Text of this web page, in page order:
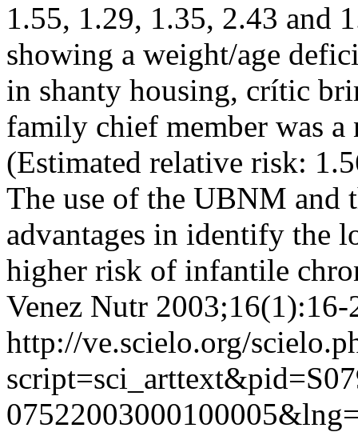
1.55, 1.29, 1.35, 2.43 and
showing a weight/age
in shanty housing, crític
family chief member was
(Estimated relative risk:
The use of the UBNM and
advantages in identify the
higher risk of infantile
Venez Nutr 2003;16(1):16-
http://ve.scielo.org/